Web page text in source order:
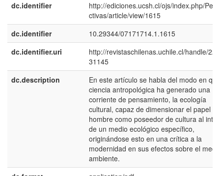
dc.identifier
http://ediciones.ucsh.cl/ojs/index.php/
ctivas/article/view/1615
dc.identifier
10.29344/07171714.1.1615
dc.identifier.uri
http://revistaschilenas.uchile.cl/handle/
31145
dc.description
En este artículo se habla del modo en
ciencia antropológica ha generado una
corriente de pensamiento, la ecología
cultural, capaz de dimensionar el papel
hombre como poseedor de cultura al
de un medio ecológico específico,
originándose esto en una crítica a la
modernidad en sus efectos sobre el
ambiente.